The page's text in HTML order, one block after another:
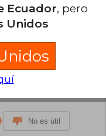
No es útil
03 de Agosto, 2021
de buena calidad,
que me quedo
No es útil
Ecuador, pero
Unidos